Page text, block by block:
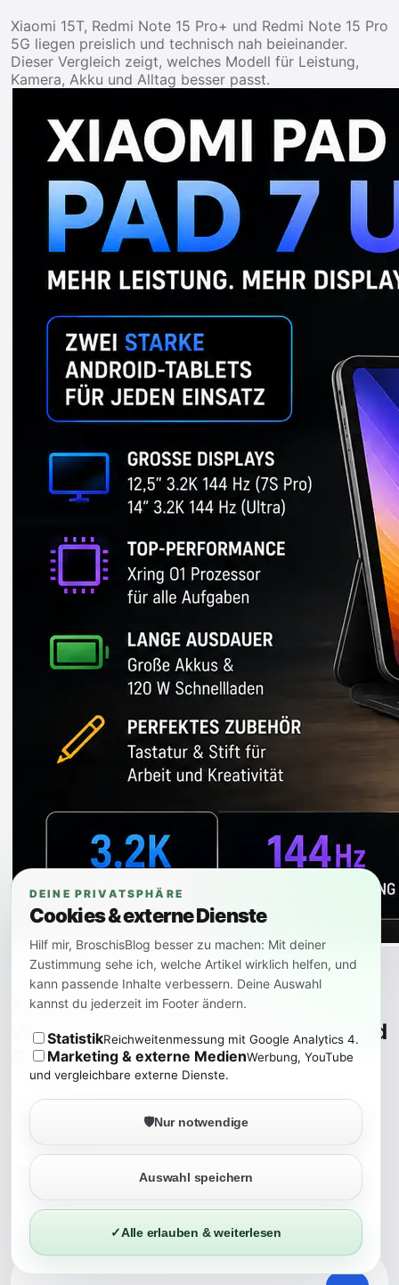
Xiaomi 15T, Redmi Note 15 Pro+ und Redmi Note 15 Pro
5G liegen preislich und technisch nah beieinander.
Dieser Vergleich zeigt, welches Modell für Leistung,
Kamera, Akku und Alltag besser passt.
Mehr lesen
Xiaomi Pad 7S Pro und Pad 7 Ultra:
Wie viel Druck entsteht für iPad und
Galaxy Tab?
Xiaomi baut seine Tablet-Serie deutlich stärker in
Richtung Oberklasse aus. Dieser Artikel ordnet Pad 7S
Pro und Pad 7 Ultra ein und zeigt, für wen sie eine
echte Alternative zu iPad Pro und Galaxy Tab S
darstellen.
DEINE PRIVATSPHÄRE
Cookies & externe Dienste
Hilf mir, BroschisBlog besser zu machen: Mit deiner
Zustimmung sehe ich, welche Artikel wirklich helfen, und
kann passende Inhalte verbessern. Deine Auswahl
kannst du jederzeit im Footer ändern.
StatistikReichweitenmessung mit Google Analytics 4.
Marketing & externe MedienWerbung, YouTube
und vergleichbare externe Dienste.
🛡️Nur notwendige
Auswahl speichern
✓Alle erlauben & weiterlesen